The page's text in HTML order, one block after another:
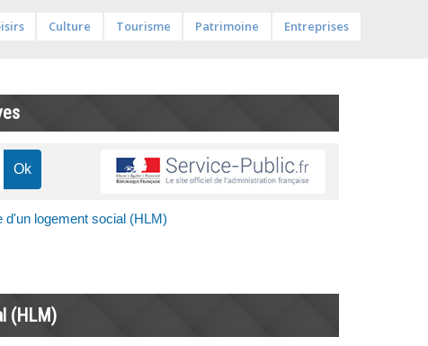
Culture Tourisme Patrimoine Entreprises
d'un logement social (HLM)
(HLM)